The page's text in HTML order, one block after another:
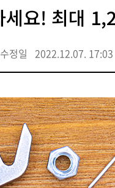
요! 최대
수정일 2022.12.07. 17:03